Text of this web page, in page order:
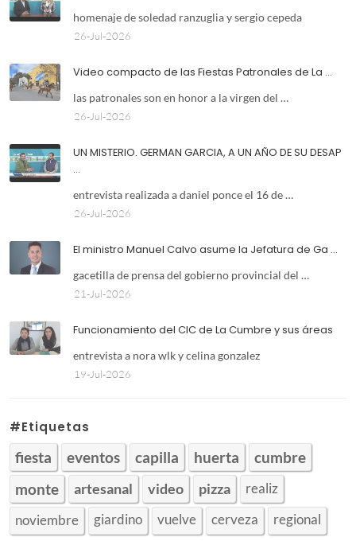
homenaje de soledad ranzuglia y sergio cepeda
26-Jul-2026
Video compacto de las Fiestas Patronales de La …
las patronales son en honor a la virgen del …
26-Jul-2026
UN MISTERIO. GERMAN GARCIA, A UN AÑO DE SU DESAP
…
entrevista realizada a daniel ponce el 16 de …
26-Jul-2026
El ministro Manuel Calvo asume la Jefatura de Ga …
gacetilla de prensa del gobierno provincial del …
21-Jul-2026
Funcionamiento del CIC de La Cumbre y sus áreas
entrevista a nora wlk y celina gonzalez
19-Jul-2026
#Etiquetas
fiesta eventos capilla huerta
cumbre
monte
artesanal video pizza
realiz
noviembre
giardino vuelve cerveza regional